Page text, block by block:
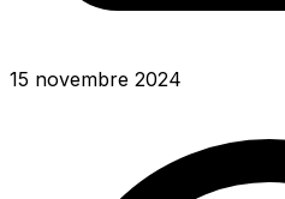
15 novembre 2024